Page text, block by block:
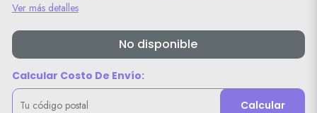
Ver más detalles
No disponible
Calcular Costo De Envío:
Calcular